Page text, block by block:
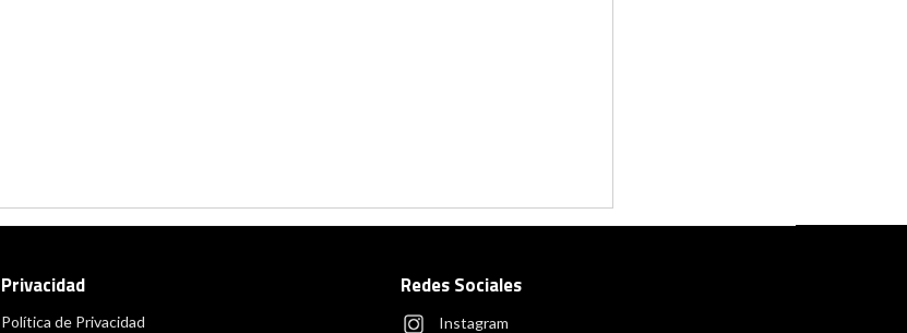
Privacidad
Política de Privacidad
Redes Sociales
Instagram